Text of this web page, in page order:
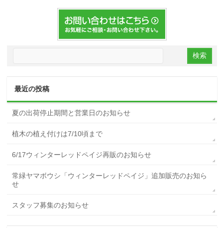
最近の投稿
夏の出荷停止期間と営業日のお知らせ
植木の植え付けは7/10頃まで
6/17ウィンターレッドペイジ再販のお知らせ
常緑ヤマボウシ「ウィンターレッドペイジ」追加販売のお知ら
せ
スタッフ募集のお知らせ